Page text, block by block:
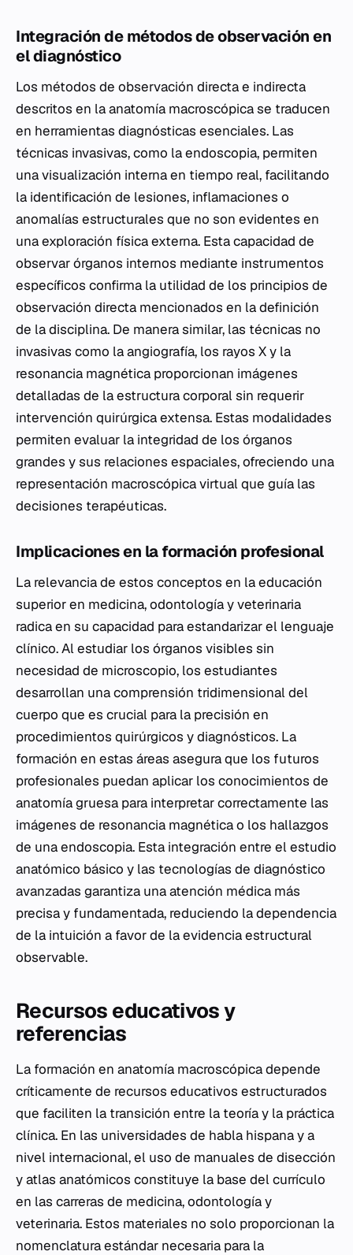
Integración de métodos de observación en
el diagnóstico
Los métodos de observación directa e indirecta
descritos en la anatomía macroscópica se traducen
en herramientas diagnósticas esenciales. Las
técnicas invasivas, como la endoscopia, permiten
una visualización interna en tiempo real, facilitando
la identificación de lesiones, inflamaciones o
anomalías estructurales que no son evidentes en
una exploración física externa. Esta capacidad de
observar órganos internos mediante instrumentos
específicos confirma la utilidad de los principios de
observación directa mencionados en la definición
de la disciplina. De manera similar, las técnicas no
invasivas como la angiografía, los rayos X y la
resonancia magnética proporcionan imágenes
detalladas de la estructura corporal sin requerir
intervención quirúrgica extensa. Estas modalidades
permiten evaluar la integridad de los órganos
grandes y sus relaciones espaciales, ofreciendo una
representación macroscópica virtual que guía las
decisiones terapéuticas.
Implicaciones en la formación profesional
La relevancia de estos conceptos en la educación
superior en medicina, odontología y veterinaria
radica en su capacidad para estandarizar el lenguaje
clínico. Al estudiar los órganos visibles sin
necesidad de microscopio, los estudiantes
desarrollan una comprensión tridimensional del
cuerpo que es crucial para la precisión en
procedimientos quirúrgicos y diagnósticos. La
formación en estas áreas asegura que los futuros
profesionales puedan aplicar los conocimientos de
anatomía gruesa para interpretar correctamente las
imágenes de resonancia magnética o los hallazgos
de una endoscopia. Esta integración entre el estudio
anatómico básico y las tecnologías de diagnóstico
avanzadas garantiza una atención médica más
precisa y fundamentada, reduciendo la dependencia
de la intuición a favor de la evidencia estructural
observable.
Recursos educativos y
referencias
La formación en anatomía macroscópica depende
críticamente de recursos educativos estructurados
que faciliten la transición entre la teoría y la práctica
clínica. En las universidades de habla hispana y a
nivel internacional, el uso de manuales de disección
y atlas anatómicos constituye la base del currículo
en las carreras de medicina, odontología y
veterinaria. Estos materiales no solo proporcionan la
nomenclatura estándar necesaria para la